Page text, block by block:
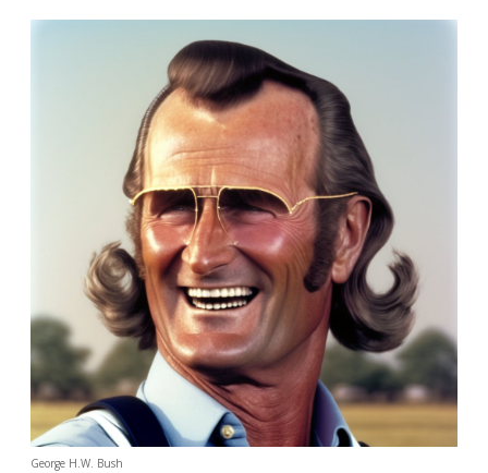
George H.W. Bush